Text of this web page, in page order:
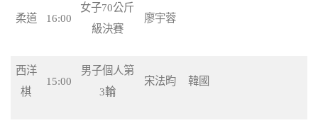
柔道 16:00
女子70公斤
級決賽
廖宇蓉
西洋
棋
15:00
男子個人第
3輪
宋法昀 韓國